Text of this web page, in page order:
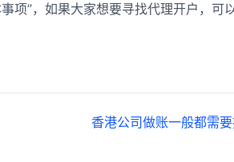
”，如果大家想要寻找代理开户，可
香港公司做账一般都需